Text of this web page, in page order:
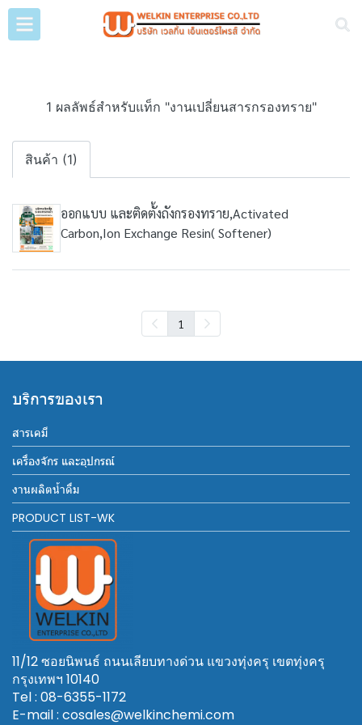
1 ผลลัพธ์สำหรับแท็ก "งานเปลี่ยนสารกรองทราย"
สินค้า (1)
ออกแบบ และติดตั้งถังกรองทราย,Activated
Carbon,Ion Exchange Resin( Softener)
1
บริการของเรา
สารเคมี
เครื่องจักร และอุปกรณ์
งานผลิตน้ำดื่ม
PRODUCT LIST-WK
11/12 ซอยนิพนธ์ ถนนเลียบทางด่วน แขวงทุ่งครุ เขตทุ่งครุ
กรุงเทพฯ 10140
Tel : 08-6355-1172
E-mail : cosales@welkinchemi.com